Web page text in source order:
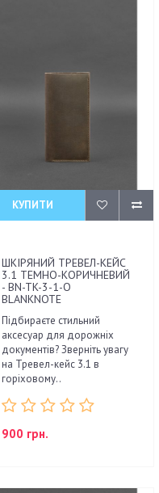
КУПИТИ
ШКІРЯНИЙ ТРЕВЕЛ-КЕЙС
3.1 ТЕМНО-КОРИЧНЕВИЙ
- BN-TK-3-1-O
BLANKNOTE
Підбираєте стильний
аксесуар для дорожніх
документів? Зверніть увагу
на Тревел-кейс 3.1 в
горіховому..
900 грн.